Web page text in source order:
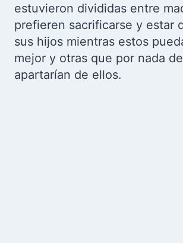
estuvieron divididas entre
prefieren sacrificarse y estar
sus hijos mientras estos
mejor y otras que por nada
apartarían de ellos.